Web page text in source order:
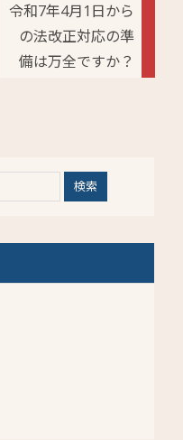
令和7年4月1日から
の法改正対応の準
備は万全ですか？